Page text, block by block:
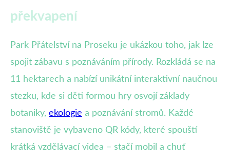
překvapení
Park Přátelství na Proseku je ukázkou toho, jak lze
spojit zábavu s poznáváním přírody. Rozkládá se na
11 hektarech a nabízí unikátní interaktivní naučnou
stezku, kde si děti formou hry osvojí základy
botaniky, ekologie a poznávání stromů. Každé
stanoviště je vybaveno QR kódy, které spouští
krátká vzdělávací videa – stačí mobil a chuť